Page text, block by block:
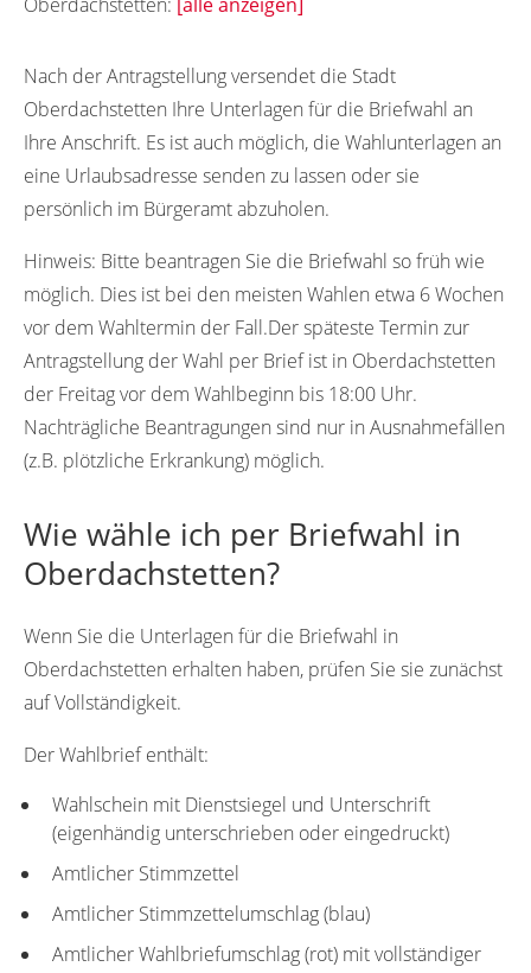
Nach der Antragstellung versendet die Stadt
Oberdachstetten Ihre Unterlagen für die Briefwahl an
Ihre Anschrift. Es ist auch möglich, die Wahlunterlagen an
eine Urlaubsadresse senden zu lassen oder sie
persönlich im Bürgeramt abzuholen.
Hinweis: Bitte beantragen Sie die Briefwahl so früh wie
möglich. Dies ist bei den meisten Wahlen etwa 6 Wochen
vor dem Wahltermin der Fall.Der späteste Termin zur
Antragstellung der Wahl per Brief ist in Oberdachstetten
der Freitag vor dem Wahlbeginn bis 18:00 Uhr.
Nachträgliche Beantragungen sind nur in Ausnahmefällen
(z.B. plötzliche Erkrankung) möglich.
Wie wähle ich per Briefwahl in
Oberdachstetten?
Wenn Sie die Unterlagen für die Briefwahl in
Oberdachstetten erhalten haben, prüfen Sie sie zunächst
auf Vollständigkeit.
Der Wahlbrief enthält:
Wahlschein mit Dienstsiegel und Unterschrift
(eigenhändig unterschrieben oder eingedruckt)
Amtlicher Stimmzettel
Amtlicher Stimmzettelumschlag (blau)
Amtlicher Wahlbriefumschlag (rot) mit vollständiger